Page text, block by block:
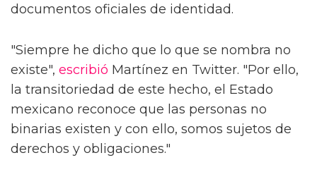
documentos oficiales de identidad.
"Siempre he dicho que lo que se nombra no
existe", escribió Martínez en Twitter. "Por ello,
la transitoriedad de este hecho, el Estado
mexicano reconoce que las personas no
binarias existen y con ello, somos sujetos de
derechos y obligaciones."